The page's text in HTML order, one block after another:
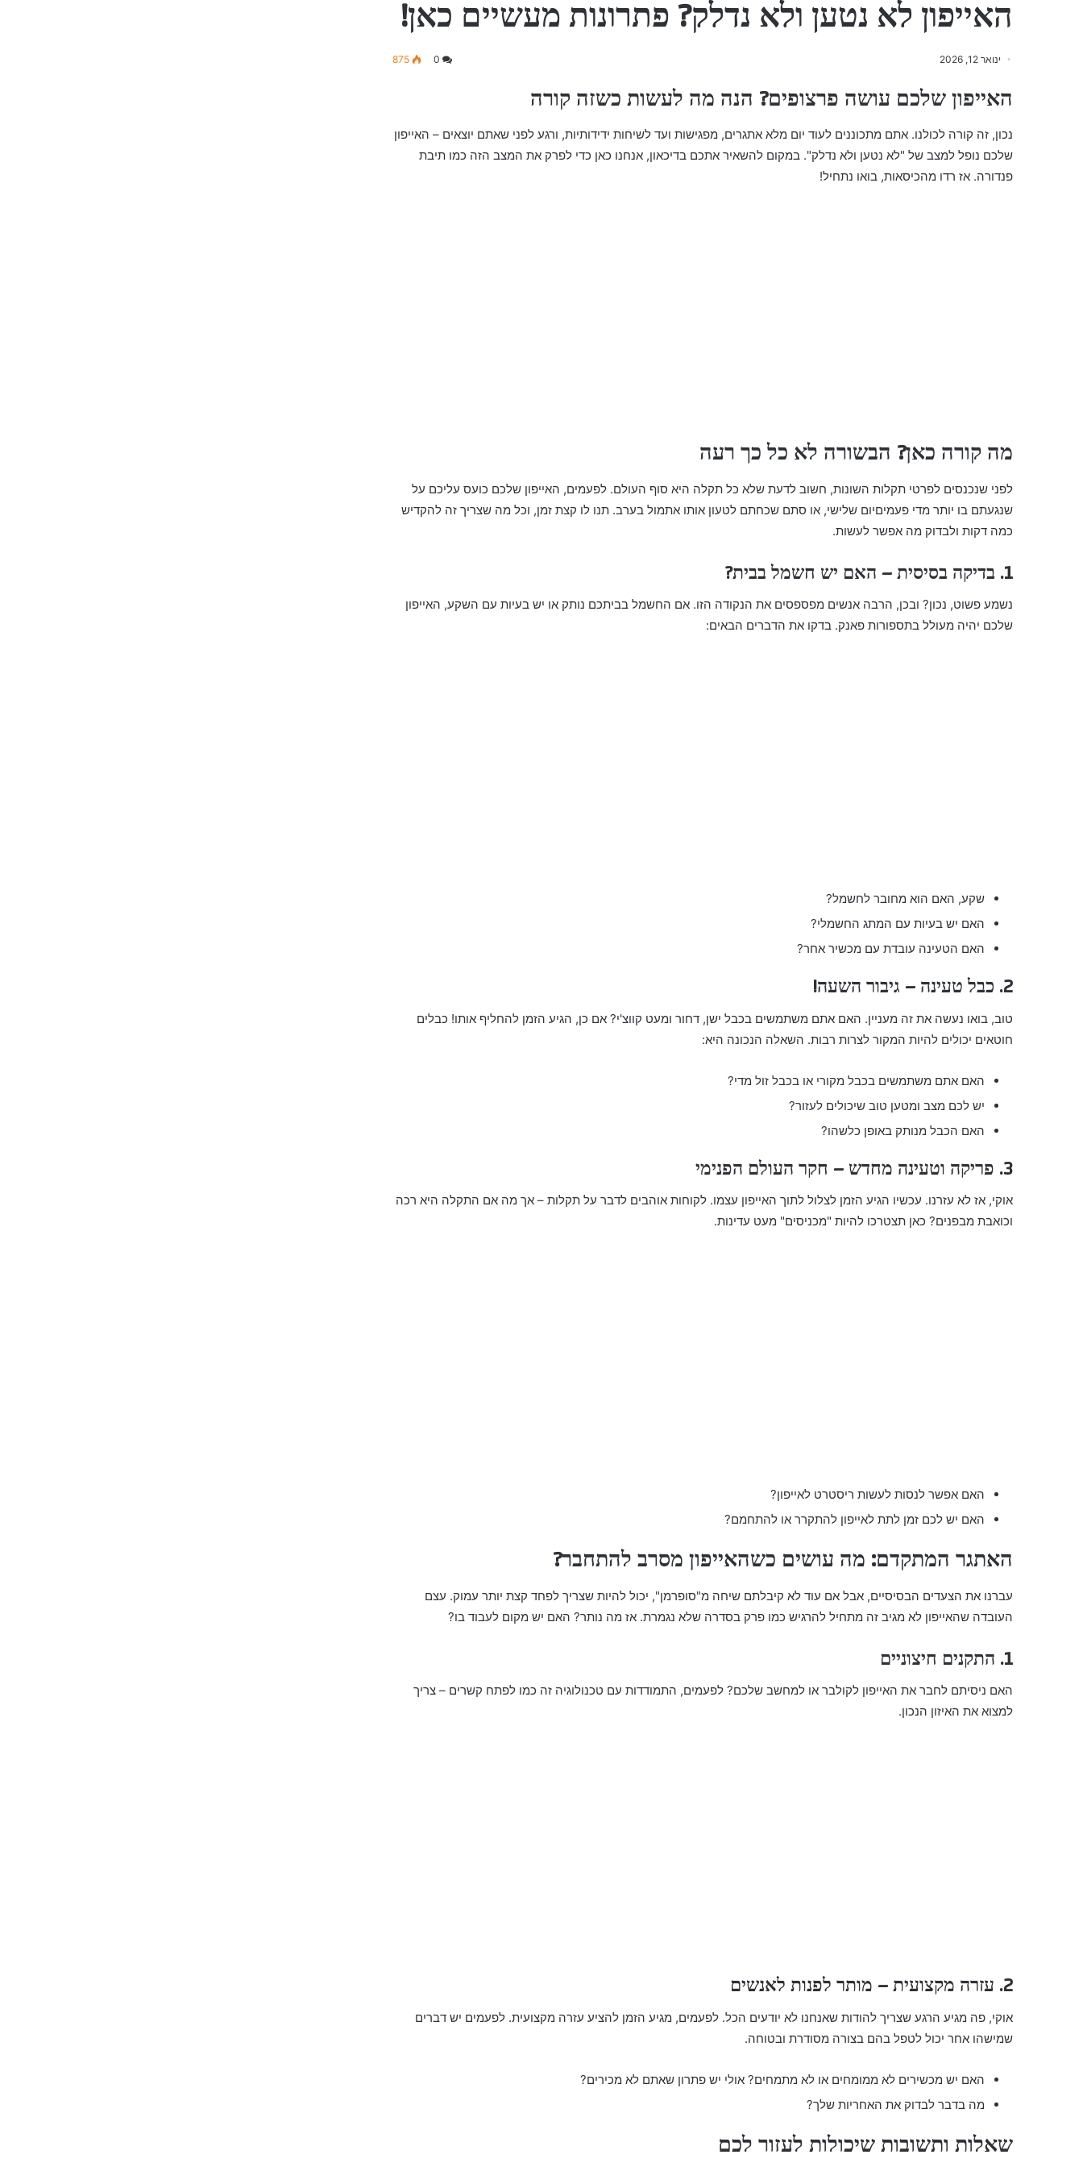
האייפון לא נטען ולא נדלק? פתרונות מעשיים כאן!
ינואר 12, 2026 0
875
האייפון שלכם עושה פרצופים? הנה מה לעשות כשזה קורה
נכון, זה קורה לכולנו. אתם מתכוננים לעוד יום מלא אתגרים, מפגישות ועד לשיחות ידידותיות, ורגע לפני שאתם יוצאים – האייפון
שלכם נופל למצב של "לא נטען ולא נדלק". במקום להשאיר אתכם בדיכאון, אנחנו כאן כדי לפרק את המצב הזה כמו תיבת
פנדורה. אז רדו מהכיסאות, בואו נתחיל!
מה קורה כאן? הבשורה לא כל כך רעה
לפני שנכנסים לפרטי תקלות השונות, חשוב לדעת שלא כל תקלה היא סוף העולם. לפעמים, האייפון שלכם כועס עליכם על
שנגעתם בו יותר מדי פעמיםיום שלישי, או סתם שכחתם לטעון אותו אתמול בערב. תנו לו קצת זמן, וכל מה שצריך זה להקדיש
כמה דקות ולבדוק מה אפשר לעשות.
1. בדיקה בסיסית – האם יש חשמל בבית?
נשמע פשוט, נכון? ובכן, הרבה אנשים מפספסים את הנקודה הזו. אם החשמל בביתכם נותק או יש בעיות עם השקע, האייפון
שלכם יהיה מעולל בתספורות פאנק. בדקו את הדברים הבאים:
שקע, האם הוא מחובר לחשמל?
האם יש בעיות עם המתג החשמלי?
האם הטעינה עובדת עם מכשיר אחר?
2. כבל טעינה – גיבור השעה!
טוב, בואו נעשה את זה מעניין. האם אתם משתמשים בכבל ישן, דחור ומעט קווצ'י? אם כן, הגיע הזמן להחליף אותו! כבלים
חוטאים יכולים להיות המקור לצרות רבות. השאלה הנכונה היא:
האם אתם משתמשים בכבל מקורי או בכבל זול מדי?
יש לכם מצב ומטען טוב שיכולים לעזור?
האם הכבל מנותק באופן כלשהו?
3. פריקה וטעינה מחדש – חקר העולם הפנימי
אוקי, אז לא עזרנו. עכשיו הגיע הזמן לצלול לתוך האייפון עצמו. לקוחות אוהבים לדבר על תקלות – אך מה אם התקלה היא רכה
וכואבת מבפנים? כאן תצטרכו להיות "מכניסים" מעט עדינות.
האם אפשר לנסות לעשות ריסטרט לאייפון?
האם יש לכם זמן לתת לאייפון להתקרר או להתחמם?
האתגר המתקדם: מה עושים כשהאייפון מסרב להתחבר?
עברנו את הצעדים הבסיסיים, אבל אם עוד לא קיבלתם שיחה מ"סופרמן", יכול להיות שצריך לפחד קצת יותר עמוק. עצם
העובדה שהאייפון לא מגיב זה מתחיל להרגיש כמו פרק בסדרה שלא נגמרת. אז מה נותר? האם יש מקום לעבוד בו?
1. התקנים חיצוניים
האם ניסיתם לחבר את האייפון לקולבר או למחשב שלכם? לפעמים, התמודדות עם טכנולוגיה זה כמו לפתח קשרים – צריך
למצוא את האיזון הנכון.
2. עזרה מקצועית – מותר לפנות לאנשים
אוקי, פה מגיע הרגע שצריך להודות שאנחנו לא יודעים הכל. לפעמים, מגיע הזמן להציע עזרה מקצועית. לפעמים יש דברים
שמישהו אחר יכול לטפל בהם בצורה מסודרת ובטוחה.
האם יש מכשירים לא ממומחים או לא מתמחים? אולי יש פתרון שאתם לא מכירים?
מה בדבר לבדוק את האחריות שלך?
שאלות ותשובות שיכולות לעזור לכם